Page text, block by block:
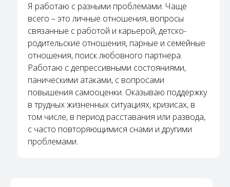
Я работаю с разными проблемами. Чаще
всего – это личные отношения, вопросы
связанные с работой и карьерой, детско-
родительские отношения, парные и семейные
отношения, поиск любовного партнера.
Работаю с депрессивными состояниями,
паническими атаками, с вопросами
повышения самооценки. Оказываю поддержку
в трудных жизненных ситуациях, кризисах, в
том числе, в период расставания или развода,
с часто повторяющимися снами и другими
проблемами.